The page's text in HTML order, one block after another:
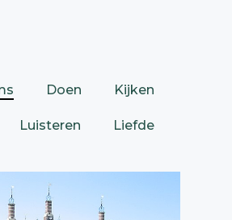
Doen Kijken
Luisteren Liefde